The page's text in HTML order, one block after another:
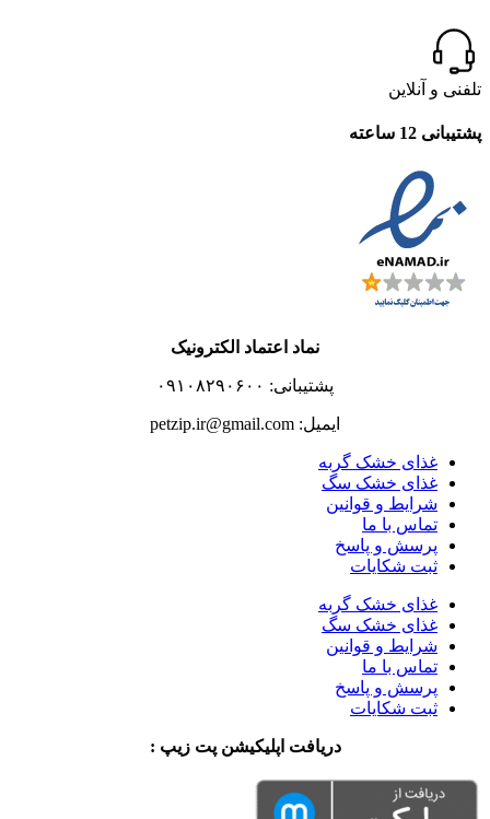
تلفنی و آنلاین
پشتیبانی 12 ساعته
نماد اعتماد الکترونیک
پشتیبانی: ۰۹۱۰۸۲۹۰۶۰۰
ایمیل: petzip.ir@gmail.com
غذای خشک گربه
غذای خشک سگ
شرایط و قوانین
تماس با ما
پرسش و پاسخ
ثبت شکایات
غذای خشک گربه
غذای خشک سگ
شرایط و قوانین
تماس با ما
پرسش و پاسخ
ثبت شکایات
دریافت اپلیکیشن پت زیپ :